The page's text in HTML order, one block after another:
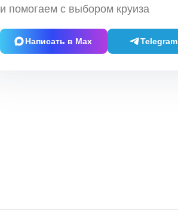
и помогаем с выбором круиза
Написать в Max Telegram